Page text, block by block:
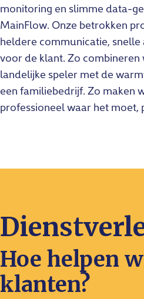
monitoring en slimme data-
MainFlow. Onze betrokken
heldere communicatie,
voor de klant. Zo combineren
landelijke speler met de
een familiebedrijf. Zo maken
professioneel waar het moet,
Hoe helpen
klanten?